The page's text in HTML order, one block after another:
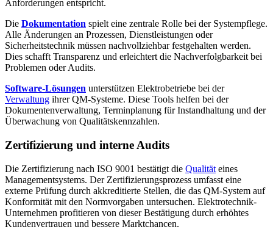
Anforderungen entspricht.
Die Dokumentation spielt eine zentrale Rolle bei der Systempflege.
Alle Änderungen an Prozessen, Dienstleistungen oder
Sicherheitstechnik müssen nachvollziehbar festgehalten werden.
Dies schafft Transparenz und erleichtert die Nachverfolgbarkeit bei
Problemen oder Audits.
Software-Lösungen unterstützen Elektrobetriebe bei der
Verwaltung ihrer QM-Systeme. Diese Tools helfen bei der
Dokumentenverwaltung, Terminplanung für Instandhaltung und der
Überwachung von Qualitätskennzahlen.
Zertifizierung und interne Audits
Die Zertifizierung nach ISO 9001 bestätigt die Qualität eines
Managementsystems. Der Zertifizierungsprozess umfasst eine
externe Prüfung durch akkreditierte Stellen, die das QM-System auf
Konformität mit den Normvorgaben untersuchen. Elektrotechnik-
Unternehmen profitieren von dieser Bestätigung durch erhöhtes
Kundenvertrauen und bessere Marktchancen.